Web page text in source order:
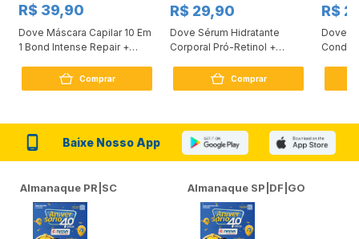
R$ 39,90
Dove Máscara Capilar 10 Em
1 Bond Intense Repair +
Comprar
R$ 29,90
Dove Sérum Hidratante
Corporal Pró-Retinol +
Comprar
R$
Dove
Baixe Nosso App
Almanaque PR|SC Almanaque SP|DF|GO